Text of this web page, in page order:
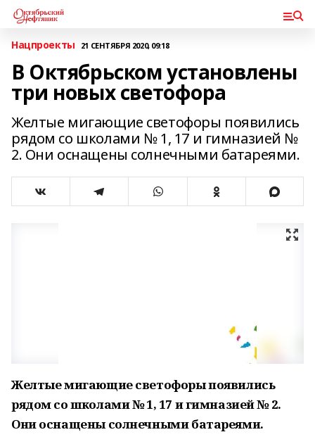
Нацпроекты 21 СЕНТЯБРЯ 2020, 09:18
В Октябрьском установлены
три новых светофора
Желтые мигающие светофоры появились
рядом со школами № 1, 17 и гимназией №
2. Они оснащены солнечными батареями.
Желтые мигающие светофоры появились
рядом со школами № 1, 17 и гимназией № 2.
Они оснащены солнечными батареями.